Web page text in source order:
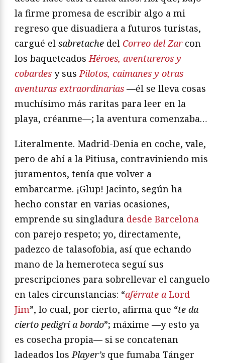
la firme promesa de escribir algo a mi
regreso que disuadiera a futuros turistas,
cargué el sabretache del Correo del Zarcon
los baqueteadosHéroes, aventureros y
cobardes y susPilotos, caimanes y otras
aventuras extraordinarias —él se lleva cosas
muchísimo más raritas para leer en la
playa, créanme—; la aventura comenzaba…
Literalmente. Madrid-Denia en coche, vale,
pero de ahí a la Pitiusa, contraviniendo mis
juramentos, tenía que volver a
embarcarme. ¡Glup! Jacinto, según ha
hecho constar en varias ocasiones,
emprende su singladura desde Barcelona
con parejo respeto; yo, directamente,
padezco de talasofobia, así que echando
mano de la hemeroteca seguí sus
prescripciones para sobrellevar el canguelo
en tales circunstancias: “aférrate a Lord
Jim”, lo cual, por cierto, afirma que “te da
cierto pedigrí a bordo”; máxime —y esto ya
es cosecha propia— si se concatenan
ladeados losPlayer’s que fumaba Tánger